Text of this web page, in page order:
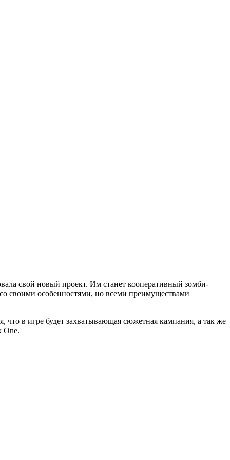
свой новый проект. Им станет кооперативный зомби-
своими особенностями, но всеми преимуществами
что в игре будет захватывающая сюжетная кампания, а так же
One.